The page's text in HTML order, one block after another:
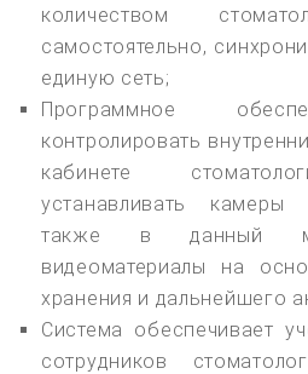
количеством
самостоятельно,
единую сеть;
Программное
контролировать
кабинете
устанавливать камеры
также в данный
видеоматериалы на
хранения и дальнейшего
Система обеспечивает
сотрудников